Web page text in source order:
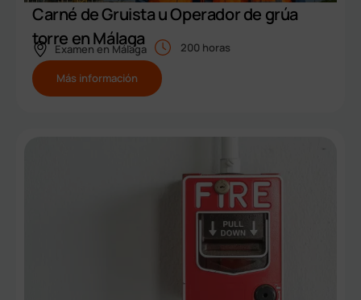
Carné de Gruista u Operador de grúa
torre en Málaga
Examen enMálaga 200 horas
Más información